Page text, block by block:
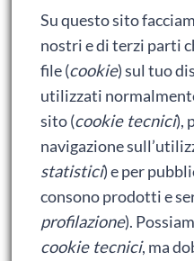
un mondo e l’altro:
a una mano con la
lama ancora ben
insegna
(che è fondamentale
La spada di Gustavo
mi piace sempre
Sword-Rapier:
pesante e aguzza
buon 1,3 kg di
Su questo sito
nostri e di terzi parti
file (cookie) sul tuo
utilizzati
sito (cookie tecnici),
navigazione
statistici) e per
consono prodotti e
profilazione).
cookie tecnici, ma